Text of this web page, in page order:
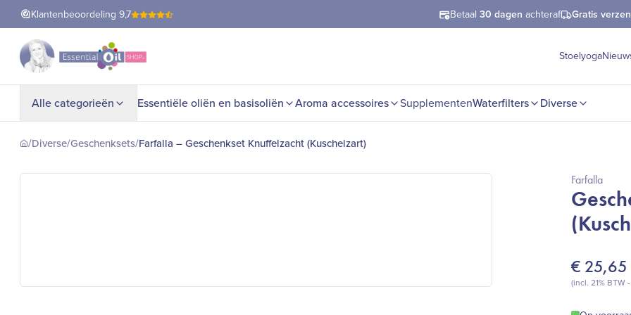
Klantenbeoordeling 9,7 Betaal 30 dagen achteraf Gratis
Stoelyoga
Alle categorieën Essentiële oliën en basisoliën Aroma accessoires SupplementenWaterfilters Diverse
/Diverse/Geschenksets/Farfalla – Geschenkset Knuffelzacht (Kuschelzart)
Farfalla
€ 25,65
(incl. 21% BTW